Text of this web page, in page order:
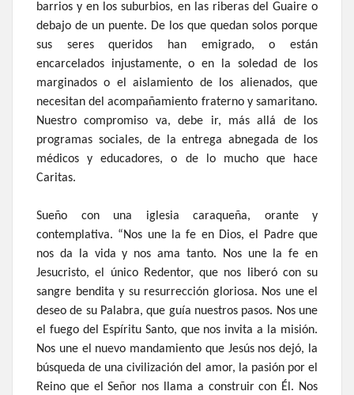
barrios y en los suburbios, en las riberas del Guaire o
debajo de un puente. De los que quedan solos porque
sus seres queridos han emigrado, o están
encarcelados injustamente, o en la soledad de los
marginados o el aislamiento de los alienados, que
necesitan del acompañamiento fraterno y samaritano.
Nuestro compromiso va, debe ir, más allá de los
programas sociales, de la entrega abnegada de los
médicos y educadores, o de lo mucho que hace
Caritas.
Sueño con una iglesia caraqueña, orante y
contemplativa. “Nos une la fe en Dios, el Padre que
nos da la vida y nos ama tanto. Nos une la fe en
Jesucristo, el único Redentor, que nos liberó con su
sangre bendita y su resurrección gloriosa. Nos une el
deseo de su Palabra, que guía nuestros pasos. Nos une
el fuego del Espíritu Santo, que nos invita a la misión.
Nos une el nuevo mandamiento que Jesús nos dejó, la
búsqueda de una civilización del amor, la pasión por el
Reino que el Señor nos llama a construir con Él. Nos